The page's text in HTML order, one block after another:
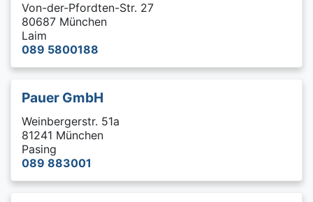
Von-der-Pfordten-Str. 27
80687 München
Laim
089 5800188
Pauer GmbH
Weinbergerstr. 51a
81241 München
Pasing
089 883001